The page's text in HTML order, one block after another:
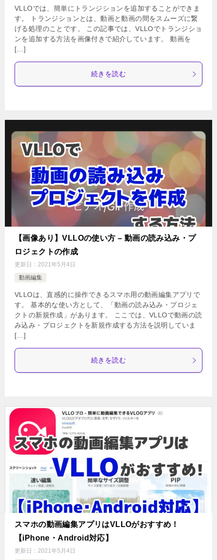
VLLOでは、簡単にトランジションを追加することができま
す。 トランジションとは、動画と動画の間をスムーズに繋
げる処理のことです。 この記事では、VLLOでトランジショ
ンを追加する方法を画像付きで紹介しています。 動画を
[…]
続きを読む
【画像あり】VLLOの使い方 – 動画の読み込み・プ
ロジェクトの作成
更新日： 2021年5月4日
動画編集
VLLOは、直感的に操作できるスマホ用の動画編集アプリで
す。 基本的な使い方として、「動画の読み込み・プロジェ
クトの新規作成」があります。 ここでは、VLLOで動画の読
み込み・プロジェクトを新規作成する方法を説明していま
[…]
続きを読む
スマホの動画編集アプリはVLLOがおすすめ！
【iPhone・Android対応】
更新日： 2021年5月4日